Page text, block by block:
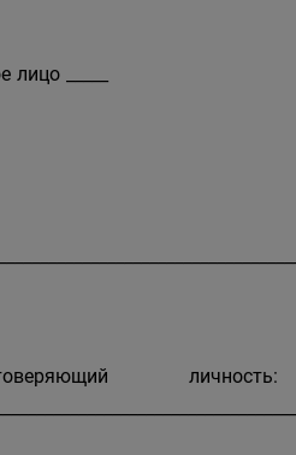
лицо _____
личность: